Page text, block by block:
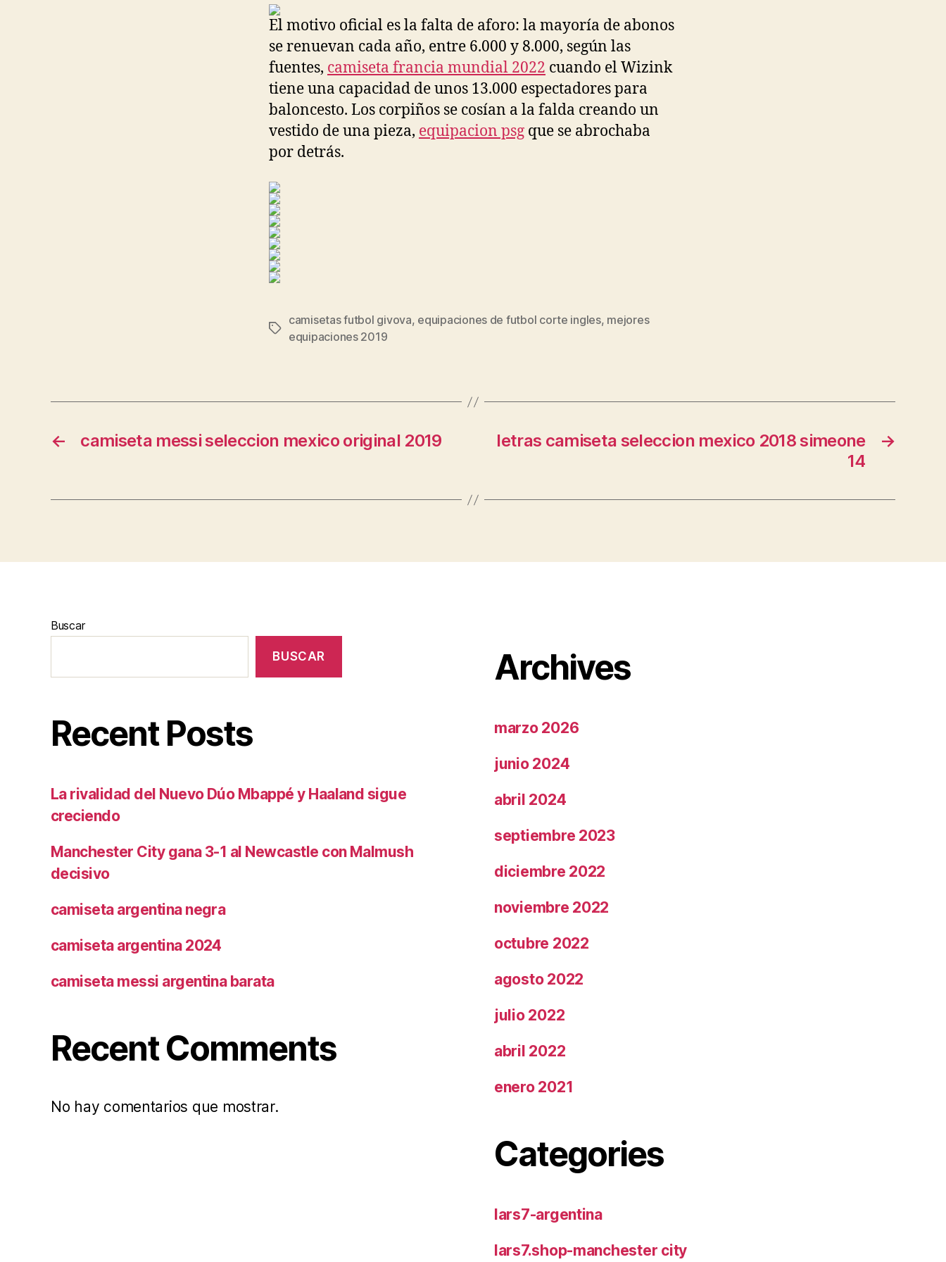
El motivo oficial es la falta de aforo: la mayoría de abonos
se renuevan cada año, entre 6.000 y 8.000, según las
fuentes, camiseta francia mundial 2022 cuando el Wizink
tiene una capacidad de unos 13.000 espectadores para
baloncesto. Los corpiños se cosían a la falda creando un
vestido de una pieza, equipacion psg que se abrochaba
por detrás.
Etiquetas
camisetas futbol givova, equipaciones de futbol corte ingles, mejores
equipaciones 2019
← camiseta messi seleccion mexico original 2019 →
letras camiseta seleccion mexico 2018 simeone
14
Buscar
BUSCAR
Recent Posts
La rivalidad del Nuevo Dúo Mbappé y Haaland sigue
creciendo
Manchester City gana 3-1 al Newcastle con Malmush
decisivo
camiseta argentina negra
camiseta argentina 2024
camiseta messi argentina barata
Recent Comments
No hay comentarios que mostrar.
Archives
marzo 2026
junio 2024
abril 2024
septiembre 2023
diciembre 2022
noviembre 2022
octubre 2022
agosto 2022
julio 2022
abril 2022
enero 2021
Categories
lars7-argentina
lars7.shop-manchester city